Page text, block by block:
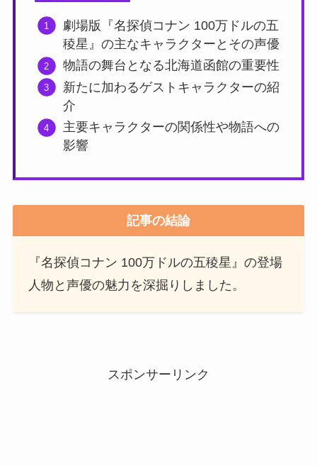
劇場版『名探偵コナン 100万ドルの五
稜星』の主なキャラクターとその声優
物語の舞台となる北海道函館の重要性
新たに加わるゲストキャラクターの紹
介
主要キャラクターの関係性や物語への
影響
記事の結論
『名探偵コナン 100万ドルの五稜星』の登場
人物と声優の魅力を深掘りしました。
スポンサーリンク